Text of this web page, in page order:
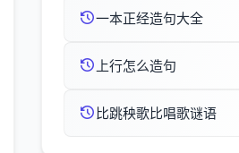
一本正经造句大全
上行怎么造句
比跳秧歌比唱歌谜语